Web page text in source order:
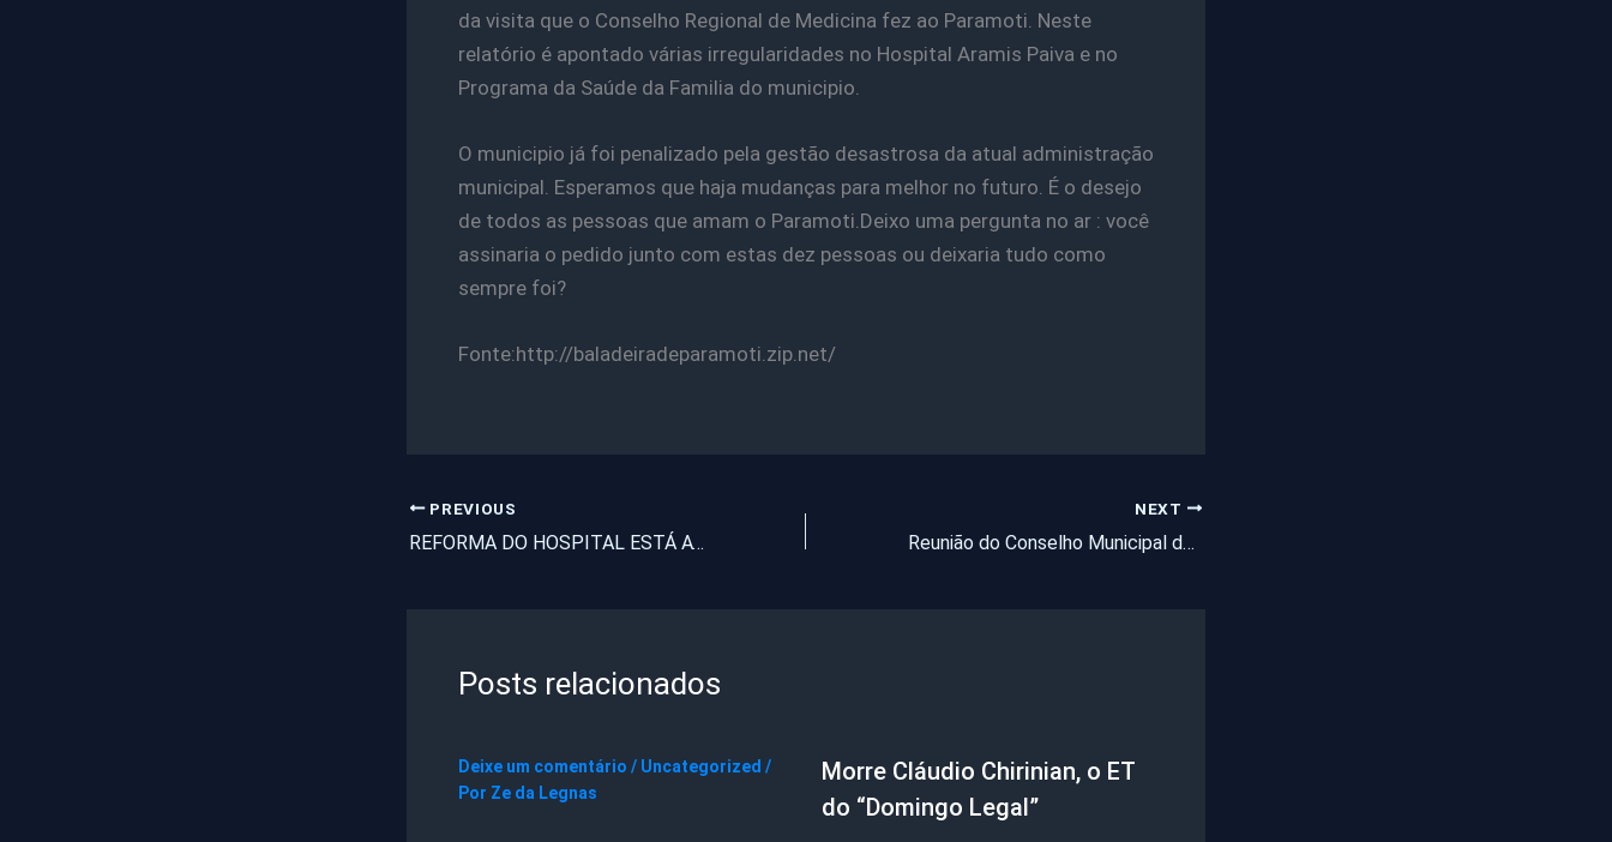
da visita que o Conselho Regional de Medicina fez ao Paramoti. Neste
relatório é apontado várias irregularidades no Hospital Aramis Paiva e no
Programa da Saúde da Familia do municipio.
O municipio já foi penalizado pela gestão desastrosa da atual administração
municipal. Esperamos que haja mudanças para melhor no futuro. É o desejo
de todos as pessoas que amam o Paramoti.Deixo uma pergunta no ar : você
assinaria o pedido junto com estas dez pessoas ou deixaria tudo como
sempre foi?
Fonte:http://baladeiradeparamoti.zip.net/
PREVIOUS
REFORMA DO HOSPITAL ESTÁ AVANÇANDO, APESAR DO ATRASO DE UM ANO E TRES MESES
NEXT
Reunião do Conselho Municipal de Segurança Pública de Pentecoste
Posts relacionados
Deixe um comentário / Uncategorized /
Por Ze da Legnas
Morre Cláudio Chirinian, o ET
do “Domingo Legal”